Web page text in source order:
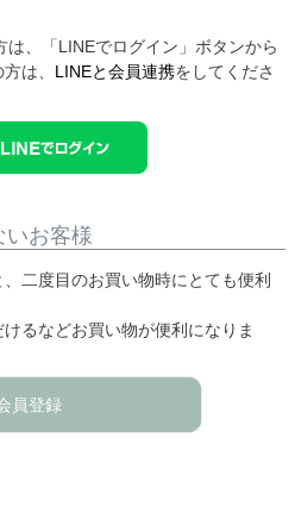
、「LINEでログイン」ボタンから
は、 LINEと会員連携をしてくださ
いお客様
二度目のお買い物時にとても便利
るなどお買い物が便利になりま
員登録